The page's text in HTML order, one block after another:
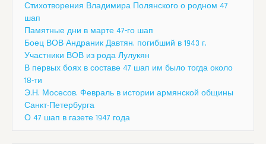
Стихотворения Владимира Полянского о родном 47
шап
Памятные дни в марте 47-го шап
Боец ВОВ Андраник Давтян, погибший в 1943 г.
Участники ВОВ из рода Лулукян
В первых боях в составе 47 шап им было тогда около
18-ти
Э.Н. Мосесов. Февраль в истории армянской общины
Санкт-Петербурга
О 47 шап в газете 1947 года